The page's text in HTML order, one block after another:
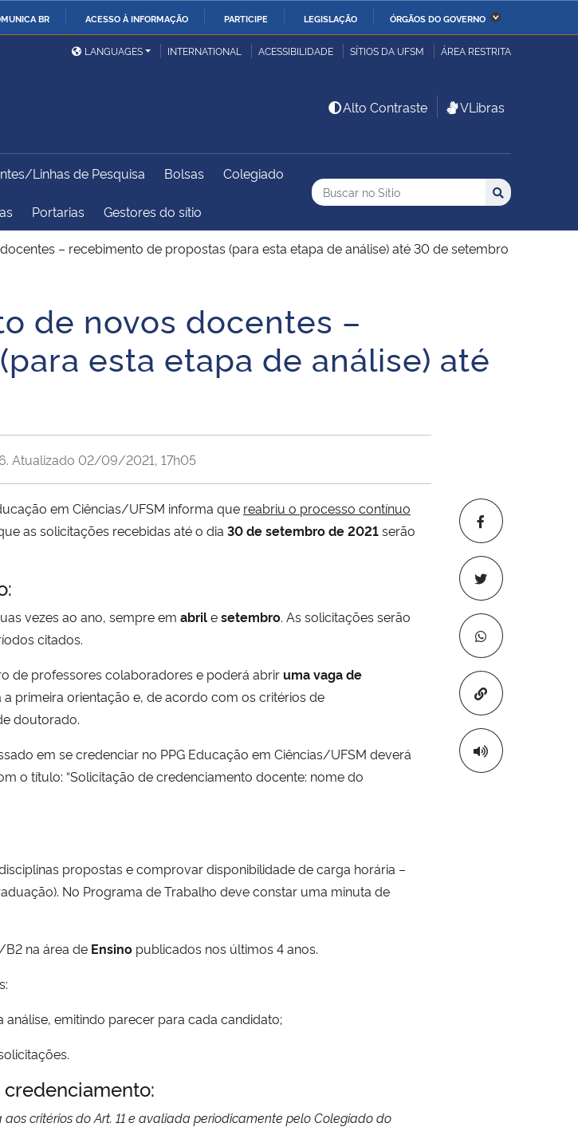
BR ACESSO À INFORMAÇÃO PARTICIPE LEGISLAÇÃO ÓRGÃOS DO GOVERNO
Ministério das Relações
Exteriores
Ministério da Economia Ministério da Infraestrutura
Ministério da Ciência,
Tecnologia, Inovações e
Controladoria-Geral da
União
Ministério da Mulher, da
Humanos
LANGUAGES INTERNATIONAL ACESSIBILIDADE SÍTIOS DA UFSM ÁREA RESTRITA
Alto Contraste VLibras
Linhas de Pesquisa Bolsas Colegiado
Portarias Gestores do sítio
Busca
Buscar no no Sítio
Busca: Buscar
– recebimento de propostas (para esta etapa de análise) até 30 de setembro
de novos docentes –
esta etapa de análise) até
Copiar para
. Atualizado 02/09/2021, 17h05
em Ciências/UFSM informa que reabriu o processo contínuo
as solicitações recebidas até o dia 30 de setembro de 2021serão
vezes ao ano, sempre em abrilesetembro. As solicitações serão
citados.
de professores colaboradores e poderá abrir uma vaga de
primeira orientação e, de acordo com os critérios de
doutorado.
em se credenciar no PPG Educação em Ciências/UFSM deverá
o título: “Solicitação de credenciamento docente: nome do
propostas e comprovar disponibilidade de carga horária –
No Programa de Trabalho deve constar uma minuta de
na área de Ensino publicados nos últimos 4 anos.
emitindo parecer para cada candidato;
critérios do Art. 11 e avaliada periodicamente pelo Colegiado do